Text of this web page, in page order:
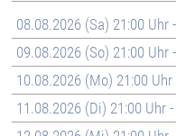
08.08.2026 (Sa) 21:00 Uhr
09.08.2026 (So) 21:00 Uhr
10.08.2026 (Mo) 21:00 Uhr
11.08.2026 (Di) 21:00 Uhr